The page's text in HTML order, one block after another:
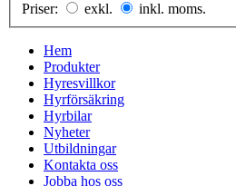
Priser: exkl. inkl. moms.
Hem
Produkter
Hyresvillkor
Hyrförsäkring
Hyrbilar
Nyheter
Utbildningar
Kontakta oss
Jobba hos oss